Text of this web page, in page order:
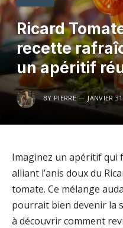
Ricard
recette
un apéritif
BY PIERRE JANVIER
Imaginez un apéritif qui
alliant l’anis doux du
tomate. Ce mélange
pourrait bien devenir la
à découvrir comment